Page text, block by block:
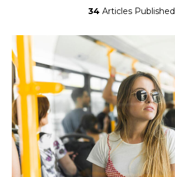
34 Articles Published